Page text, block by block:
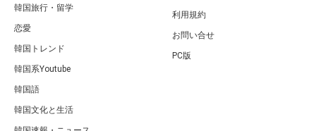
韓国旅行・留学
恋愛
韓国トレンド
韓国系Youtube
韓国語
韓国文化と生活
利用規約
お問い合せ
PC版